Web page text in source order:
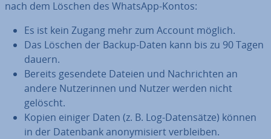
nach dem Löschen des WhatsApp-Kontos:
Es ist kein Zugang mehr zum Account möglich.
Das Löschen der Backup-Daten kann bis zu 90 Tagen
dauern.
Bereits gesendete Dateien und Nach­rich­ten an
andere Nut­ze­rin­nen und Nutzer werden nicht
gelöscht.
Kopien einiger Daten (z. B. Log-Da­ten­sät­ze) können
in der Datenbank an­ony­mi­siert ver­blei­ben.